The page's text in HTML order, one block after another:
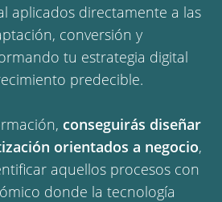
aplicados directamente a las
conversión y
tu estrategia digital
predecible.
conseguirás diseñar
orientados a negocio,
aquellos procesos con
donde la tecnología